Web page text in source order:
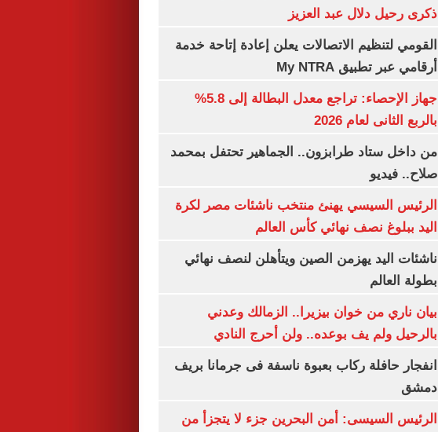
ذكرى رحيل دلال عبد العزيز
القومي لتنظيم الاتصالات يعلن إعادة إتاحة خدمة
أرقامي عبر تطبيق My NTRA
جهاز الإحصاء: تراجع معدل البطالة إلى 5.8%
بالربع الثانى لعام 2026
من داخل ستاد طرابزون.. الجماهير تحتفل بمحمد
صلاح.. فيديو
الرئيس السيسي يهنئ منتخب ناشئات مصر لكرة
اليد ببلوغ نصف نهائي كأس العالم
ناشئات اليد يهزمن الصين ويتأهلن لنصف نهائي
بطولة العالم
بيان ناري من خوان بيزيرا.. الزمالك وعدني
بالرحيل ولم يف بوعده.. ولن أحرج النادي
انفجار حافلة ركاب بعبوة ناسفة فى جرمانا بريف
دمشق
الرئيس السيسى: أمن البحرين جزء لا يتجزأ من